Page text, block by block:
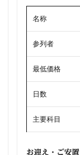
名称
参列者
最低価格
日数
主要科目
お迎え・ご安置